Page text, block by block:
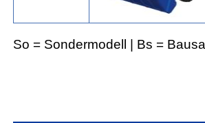
So = Sondermodell | Bs =